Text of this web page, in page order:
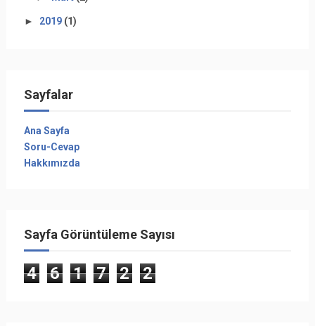
► 2019 (1)
Sayfalar
Ana Sayfa
Soru-Cevap
Hakkımızda
Sayfa Görüntüleme Sayısı
4 6 1 7 2 2